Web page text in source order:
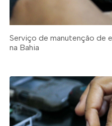
Serviço de manutenção de
na Bahia